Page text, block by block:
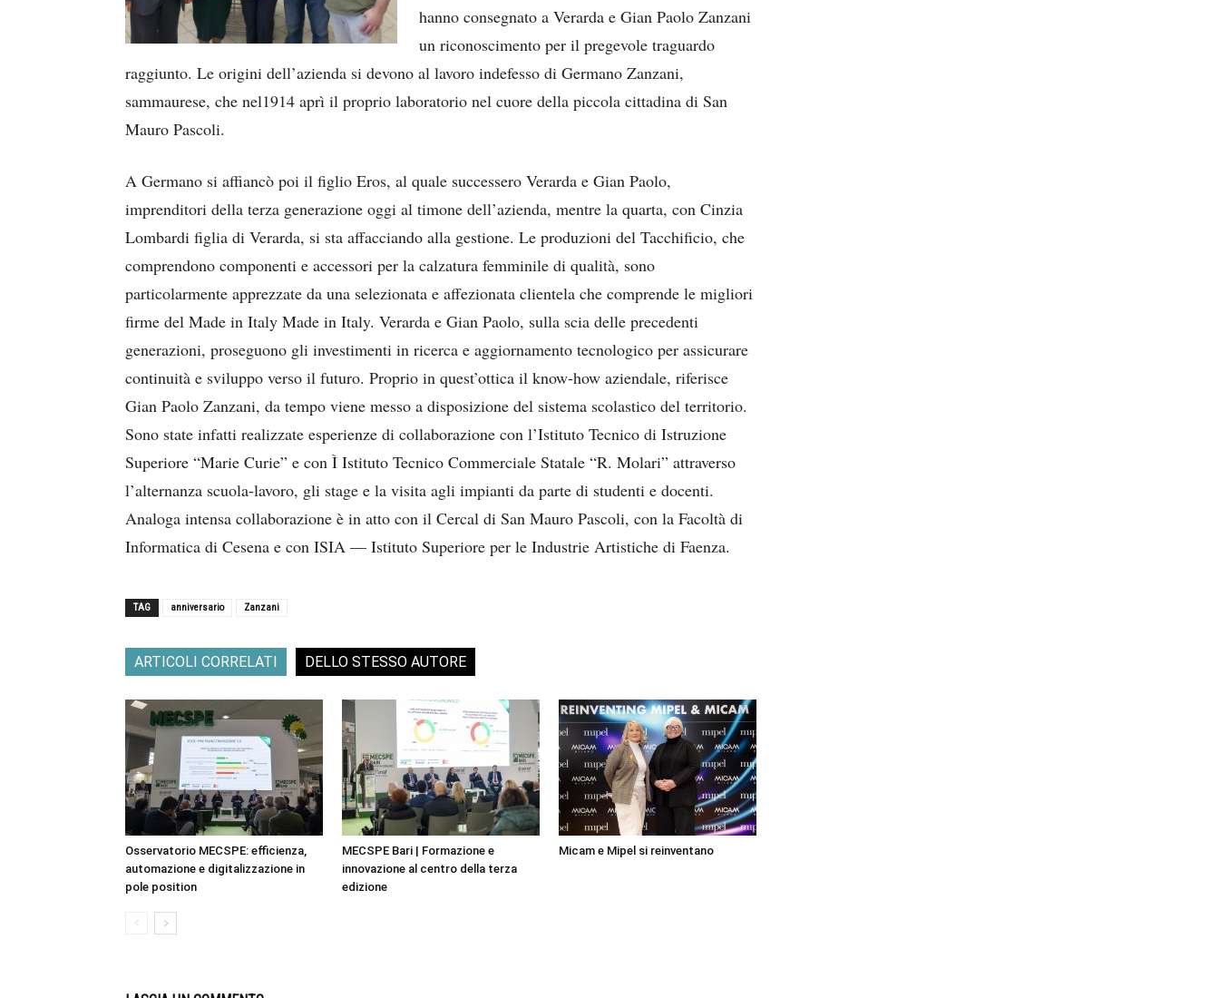
hanno consegnato a Verarda e Gian Paolo Zanzani
un riconoscimento per il pregevole traguardo
raggiunto. Le origini dell’azienda si devono al lavoro indefesso di Germano Zanzani,
sammaurese, che nel1914 aprì il proprio laboratorio nel cuore della piccola cittadina di San
Mauro Pascoli.
A Germano si affiancò poi il figlio Eros, al quale successero Verarda e Gian Paolo,
imprenditori della terza generazione oggi al timone dell’azienda, mentre la quarta, con Cinzia
Lombardi figlia di Verarda, si sta affacciando alla gestione. Le produzioni del Tacchificio, che
comprendono componenti e accessori per la calzatura femminile di qualità, sono
particolarmente apprezzate da una selezionata e affezionata clientela che comprende le migliori
firme del Made in Italy Made in Italy. Verarda e Gian Paolo, sulla scia delle precedenti
generazioni, proseguono gli investimenti in ricerca e aggiornamento tecnologico per assicurare
continuità e sviluppo verso il futuro. Proprio in quest’ottica il know-how aziendale, riferisce
Gian Paolo Zanzani, da tempo viene messo a disposizione del sistema scolastico del territorio.
Sono state infatti realizzate esperienze di collaborazione con l’Istituto Tecnico di Istruzione
Superiore “Marie Curie” e con Ì Istituto Tecnico Commerciale Statale “R. Molari” attraverso
l’alternanza scuola-lavoro, gli stage e la visita agli impianti da parte di studenti e docenti.
Analoga intensa collaborazione è in atto con il Cercal di San Mauro Pascoli, con la Facoltà di
Informatica di Cesena e con ISIA — Istituto Superiore per le Industrie Artistiche di Faenza.
TAG anniversario Zanzani
ARTICOLI CORRELATI DELLO STESSO AUTORE
Osservatorio MECSPE: efficienza,
automazione e digitalizzazione in
pole position
MECSPE Bari | Formazione e
innovazione al centro della terza
edizione
Micam e Mipel si reinventano